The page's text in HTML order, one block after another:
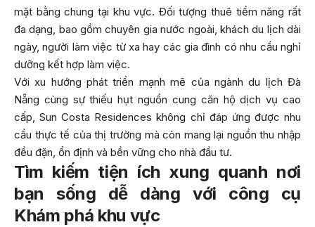
mặt bằng chung tại khu vực. Đối tượng thuê tiềm năng rất
đa dạng, bao gồm chuyên gia nước ngoài, khách du lịch dài
ngày, người làm việc từ xa hay các gia đình có nhu cầu nghỉ
dưỡng kết hợp làm việc.
Với xu hướng phát triển mạnh mẽ của ngành du lịch Đà
Nẵng cùng sự thiếu hụt nguồn cung căn hộ dịch vụ cao
cấp, Sun Costa Residences không chỉ đáp ứng được nhu
cầu thực tế của thị trường mà còn mang lại nguồn thu nhập
đều đặn, ổn định và bền vững cho nhà đầu tư.
Tìm kiếm tiện ích xung quanh nơi
bạn sống dễ dàng với công cụ
Khám phá khu vực